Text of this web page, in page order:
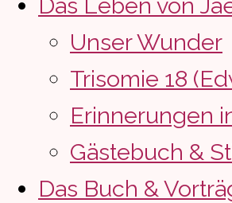
Das Leben von
Unser Wunder
Trisomie 18
Erinnerungen
Gästebuch &
Das Buch &